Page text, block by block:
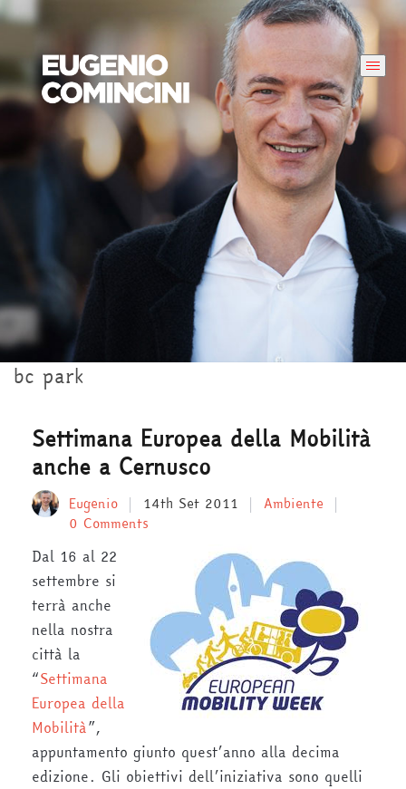
bc park
Settimana Europea della Mobilità
anche a Cernusco
Eugenio 14th Set 2011
Ambiente
0 Comments
Dal 16 al 22
settembre si
terrà anche
nella nostra
città la
“Settimana
Europea della
Mobilità”,
appuntamento giunto quest’anno alla decima
edizione. Gli obiettivi dell’iniziativa sono quelli